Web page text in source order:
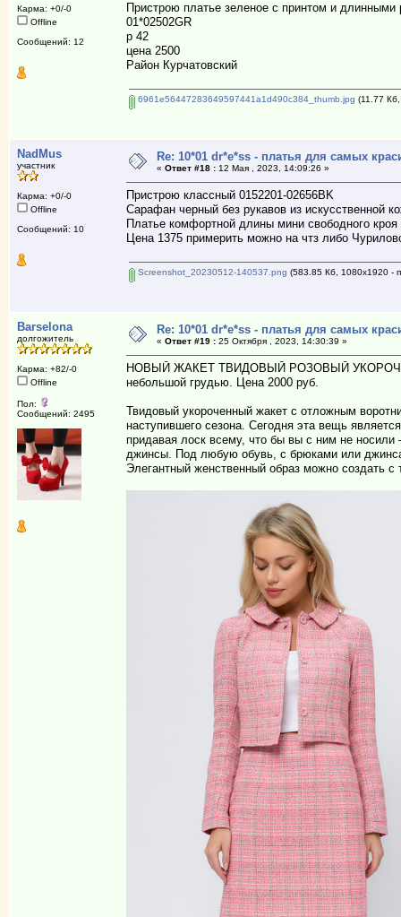
Карма: +0/-0
Offline
Сообщений: 12
Пристрою платье зеленое с принтом и длинными
01*02502GR
р 42
цена 2500
Район Курчатовский
6961e56447283649597441a1d490c384_thumb.jpg (11.77
NadMus
участник
Карма: +0/-0
Offline
Сообщений: 10
Re: 10*01 dr*e*ss - платья для самых
« Ответ #18 :12 Мая , 2023, 14:09:26 »
Пристрою классный 0152201-02656BK
Сарафан черный без рукавов из искусственной
Платье комфортной длины мини свободного
Цена 1375 примерить можно на чтз либо
Screenshot_20230512-140537.png (583.85 Кб, 1080x1920 -
Barselona
долгожитель
Карма: +82/-0
Offline
Пол:
Сообщений: 2495
Re: 10*01 dr*e*ss - платья для самых
« Ответ #19 :25 Октября , 2023, 14:30:39 »
НОВЫЙ ЖАКЕТ ТВИДОВЫЙ РОЗОВЫЙ
небольшой грудью. Цена 2000 руб.
Твидовый укороченный жакет с отложным
наступившего сезона. Сегодня эта вещь
придавая лоск всему, что бы вы с ним не
джинсы. Под любую обувь, с брюками или
Элегантный женственный образ можно создать